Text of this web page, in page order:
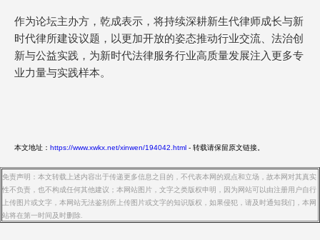
作为论坛主办方，乾成表示，将持续深耕新生代律师成长与新
时代律所建设议题，以更加开放的姿态推动行业交流、法治创
新与公益实践，为新时代法律服务行业高质量发展注入更多专
业力量与实践样本。
本文地址： https://www.xwkx.net/xinwen/194042.html - 转载请保留原文链接。
免责声明：本文转载上述内容出于传递更多信息之目的，不代表本网的观点和立场，故本网对其真实
性不负责，也不构成任何其他建议；本网站图片，文字之类版权申明，因为网站可以由注册用户自行
上传图片或文字，本网站无法鉴别所上传图片或文字的知识版权，如果侵犯，请及时通知我们，本网
站将在第一时间及时删除.